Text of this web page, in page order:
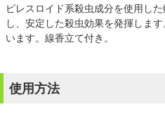
ピレスロイド系殺虫成分を使用し
し、安定した殺虫効果を発揮しま
います。線香立て付き。
使用方法